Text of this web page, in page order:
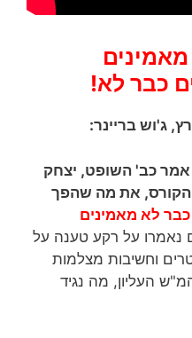
כבר לא!
ג'וש בריינר:
כב' השופט, יצחק
הקורס, את מה שהפך
לא מאמינים
נאמרו על רקע טענה על
וחשיבות מצלמות
העליון, מה נגיד